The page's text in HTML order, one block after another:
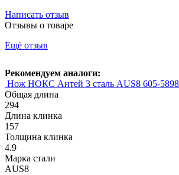
Написать отзыв
Отзывы о товаре
Ещё отзыв
Рекомендуем аналоги:
Нож НОКС Антей 3 сталь AUS8 605-
Общая длина
294
Длина клинка
157
Толщина клинка
4.9
Марка стали
AUS8